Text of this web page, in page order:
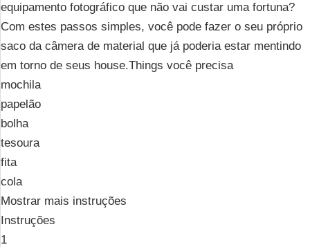
equipamento fotográfico que não vai custar uma fortuna?
Com estes passos simples, você pode fazer o seu próprio
saco da câmera de material que já poderia estar mentindo
em torno de seus house.Things você precisa
mochila
papelão
bolha
tesoura
fita
cola
Mostrar mais instruções
Instruções
1